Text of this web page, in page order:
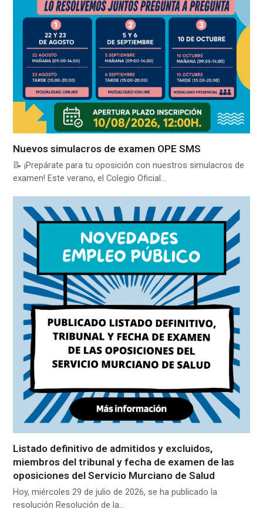
Nuevos simulacros de examen OPE SMS
📝 ¡Prepárate para tu oposición con nuestros simulacros de
examen! Este verano, el Colegio Oficial…
Listado definitivo de admitidos y excluidos,
miembros del tribunal y fecha de examen de las
oposiciones del Servicio Murciano de Salud
Hoy, miércoles 29 de julio de 2026, se ha publicado la
resolución Resolución de la…